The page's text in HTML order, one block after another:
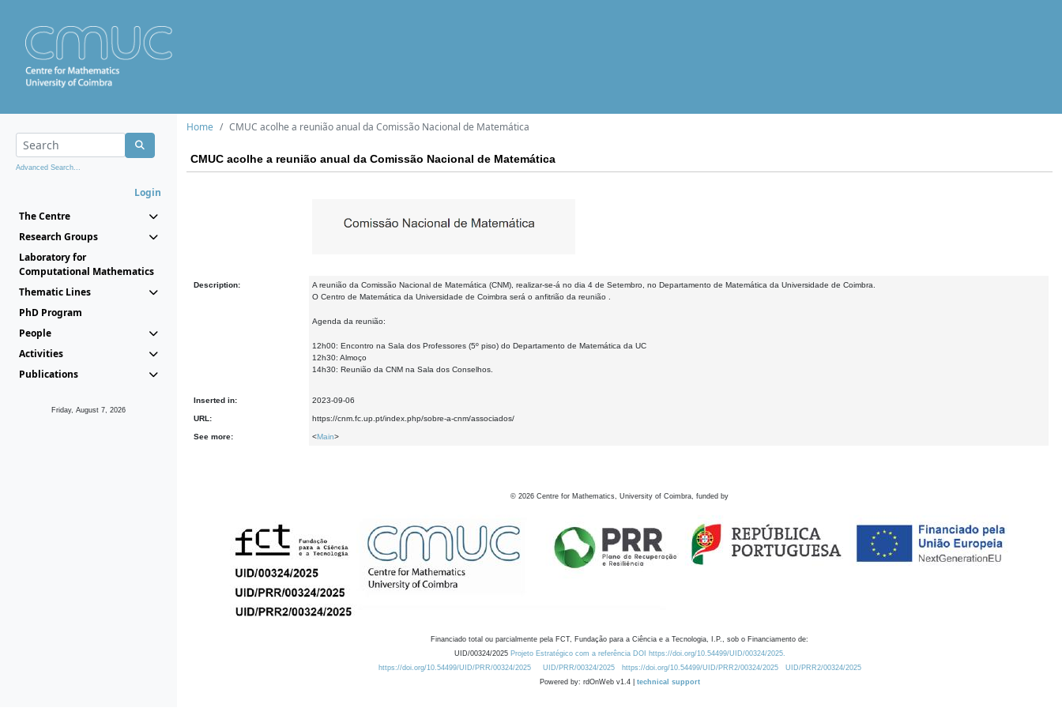
Advanced Search...
Login
The Centre
Research Groups
Laboratory for
Computational Mathematics
Thematic Lines
PhD Program
People
Activities
Publications
Friday, August 7, 2026
Home CMUC acolhe a reunião anual da Comissão Nacional de Matemática
CMUC acolhe a reunião anual da Comissão Nacional de Matemática
Description:
A reunião da Comissão Nacional de Matemática (CNM), realizar-se-á no dia 4 de Setembro, no Departamento de Matemática da Universidade de Coimbra.
O Centro de Matemática da Universidade de Coimbra será o anfitrião da reunião .
Agenda da reunião:
12h00: Encontro na Sala dos Professores (5º piso) do Departamento de Matemática da UC
12h30: Almoço
14h30: Reunião da CNM na Sala dos Conselhos.
Inserted in: 2023-09-06
URL: https://cnm.fc.up.pt/index.php/sobre-a-cnm/associados/
See more: <Main>
© 2026 Centre for Mathematics, University of Coimbra, funded by
Financiado total ou parcialmente pela FCT, Fundação para a Ciência e a Tecnologia, I.P., sob o Financiamento de:
UID/00324/2025 Projeto Estratégico com a referência DOI https://doi.org/10.54499/UID/00324/2025.
https://doi.org/10.54499/UID/PRR/00324/2025
UID/PRR/00324/2025 https://doi.org/10.54499/UID/PRR2/00324/2025
UID/PRR2/00324/2025
Powered by: rdOnWeb v1.4 | technical support